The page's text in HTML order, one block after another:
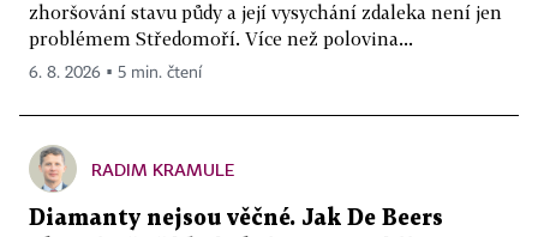
zhoršování stavu půdy a její vysychání zdaleka není jen
problémem Středomoří. Více než polovina...
6. 8. 2026 ▪ 5 min. čtení
RADIM KRAMULE
Diamanty nejsou věčné. Jak De Beers